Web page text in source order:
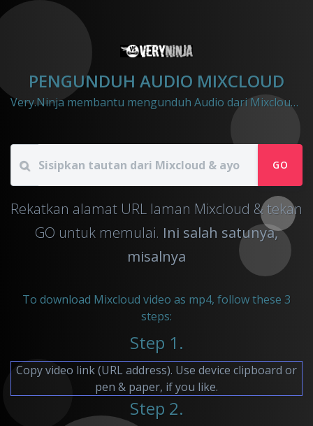
PENGUNDUH AUDIO MIXCLOUD
Very.Ninja membantu mengunduh Audio dari Mixcloud ke file mp3
GO
Rekatkan alamat URL laman Mixcloud & tekan
GO untuk memulai. Ini salah satunya,
misalnya
To download Mixcloud video as mp4, follow these 3
steps:
Step 1.
Copy video link (URL address). Use device clipboard or
pen & paper, if you like.
Step 2.